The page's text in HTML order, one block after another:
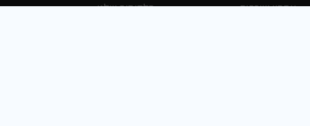
אחסון ושרתים
הלקוחות שלנו